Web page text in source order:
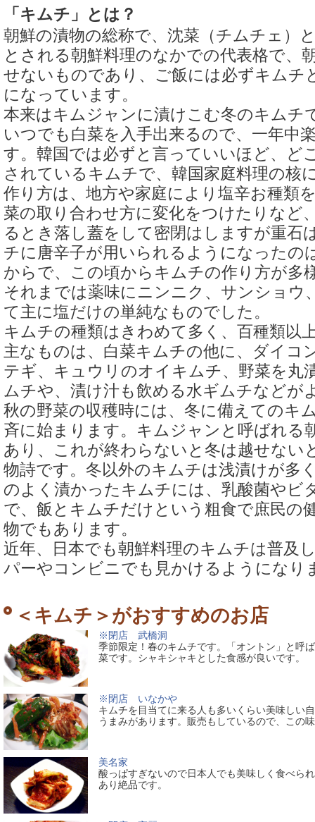
「キムチ」とは？
朝鮮の漬物の総称で、沈菜（チムチェ）
とされる朝鮮料理のなかでの代表格で、
せないものであり、ご飯には必ずキムチ
になっています。
本来はキムジャンに漬けこむ冬のキムチ
いつでも白菜を入手出来るので、一年中
す。韓国では必ずと言っていいほど、ど
されているキムチで、韓国家庭料理の核
作り方は、地方や家庭により塩辛お種類
菜の取り合わせ方に変化をつけたりなど
るとき落し蓋をして密閉はしますが重石
チに唐辛子が用いられるようになったの
からで、この頃からキムチの作り方が多
それまでは薬味にニンニク、サンショウ
て主に塩だけの単純なものでした。
キムチの種類はきわめて多く、百種類以
主なものは、白菜キムチの他に、ダイコ
テギ、キュウリのオイキムチ、野菜を丸
ムチや、漬け汁も飲める水ギムチなどが
秋の野菜の収穫時には、冬に備えてのキ
斉に始まります。キムジャンと呼ばれる
あり、これが終わらないと冬は越せない
物詩です。冬以外のキムチは浅漬けが多
のよく漬かったキムチには、乳酸菌やビ
で、飯とキムチだけという粗食で庶民の
物でもあります。
近年、日本でも朝鮮料理のキムチは普及
パーやコンビニでも見かけるようになり
＜キムチ＞がおすすめのお店
※閉店 武橋洞
季節限定！春のキムチです。「オントン」と呼
菜です。シャキシャキとした食感が良いです。
※閉店 いなかや
キムチを目当てに来る人も多いくらい美味しい
うまみがあります。販売もしているので、この
美名家
酸っぱすぎないので日本人でも美味しく食べら
あり絶品です。